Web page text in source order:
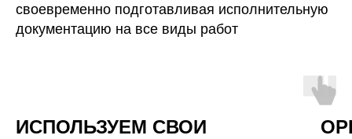
своевременно подготавливая исполнительную
документацию на все виды работ
ИСПОЛЬЗУЕМ СВОИ